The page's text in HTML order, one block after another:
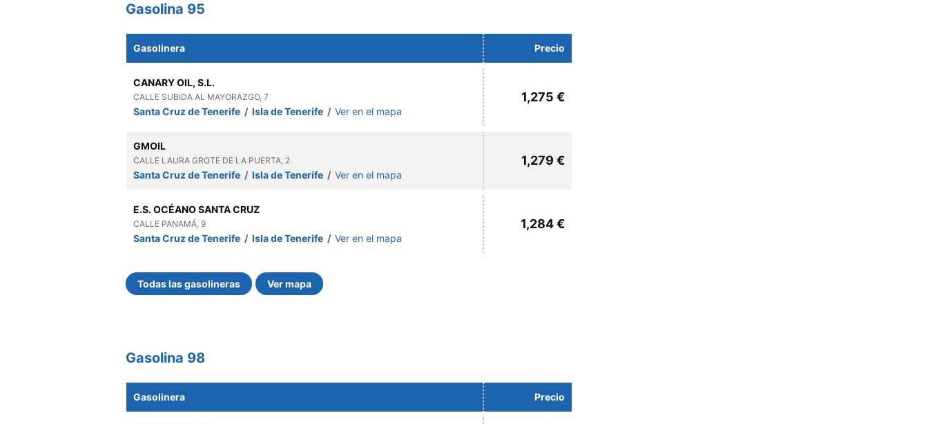
Gasolina 95
Gasolinera Precio
CANARY OIL, S.L.
CALLE SUBIDA AL MAYORAZGO, 7
Santa Cruz de Tenerife / Isla de Tenerife / Ver en el mapa
1,275 €
GMOIL
CALLE LAURA GROTE DE LA PUERTA, 2
Santa Cruz de Tenerife / Isla de Tenerife / Ver en el mapa
1,279 €
E.S. OCÉANO SANTA CRUZ
CALLE PANAMÁ, 9
Santa Cruz de Tenerife / Isla de Tenerife / Ver en el mapa
1,284 €
Todas las gasolineras Ver mapa
Gasolina 98
Gasolinera Precio